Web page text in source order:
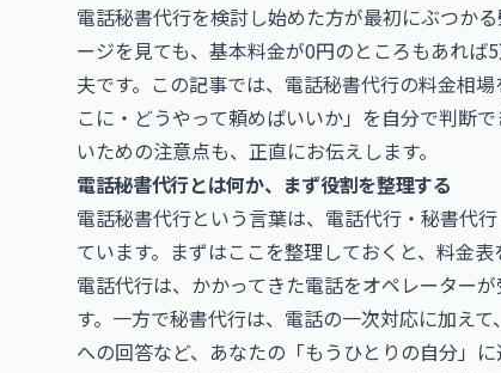
電話秘書代行を検討し始めた方が最初にぶつか
ージを見ても、基本料金が0円のところもあれ
夫です。この記事では、電話秘書代行の料金相
こに・どうやって頼めばいいか」を自分で判断
いための注意点も、正直にお伝えします。
電話秘書代行とは何か、まず役割を整理する
電話秘書代行という言葉は、電話代行・秘書代
ています。まずはここを整理しておくと、料金表
電話代行は、かかってきた電話をオペレーター
す。一方で秘書代行は、電話の一次対応に加え
への回答など、あなたの「もうひとりの自分」